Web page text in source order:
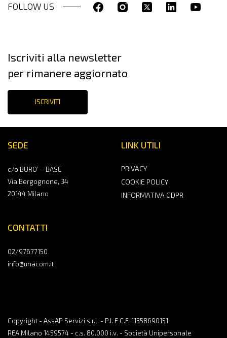
FOLLOW US
SEDE
c/o BURO’ – BASE
Via Bergognone, 34
20144 Milano
CONTATTI
02/97677150
info@unacom.it
LINK UTILI
PRIVACY
COOKIE POLICY
INFORMATIVA GDPR
Copyright - AssAP Servizi s.r.l. - P.I. E C.F. 11358690151
REA Milano 1459574 - c.s. 80.000 i.v. - Società Unipersonale
Iscriviti alla newsletter
per rimanere aggiornato
ISCRIVITI